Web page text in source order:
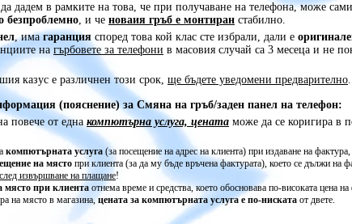
дадем в рамките на това, че при получаване на телефона, може
безпроблемно, и че новаия гръб е монтиран стабилно.
, имагаранция според това кой клас сте избрали, дали е
на гърбовете за телефони в масовия случай са 3 месеца и не
казус е различнен този срок, ще бъдете уведомени предварително.
(пояснение) за Смяна на гръб/заден панел на телефон:
повече от една компютърна услуга, цената може да се коригира в
компютърната услуга (за посещение на адрес на клиента) при издаване на
на място при клиента (за да му бъде връчена фактурата), което се дължи на
извършване на плащане!
място при клиента отнема време и средства, което обосновава по-високата цена на
на място в магазина,цената за компютърната услуга е по-ниската от двете.